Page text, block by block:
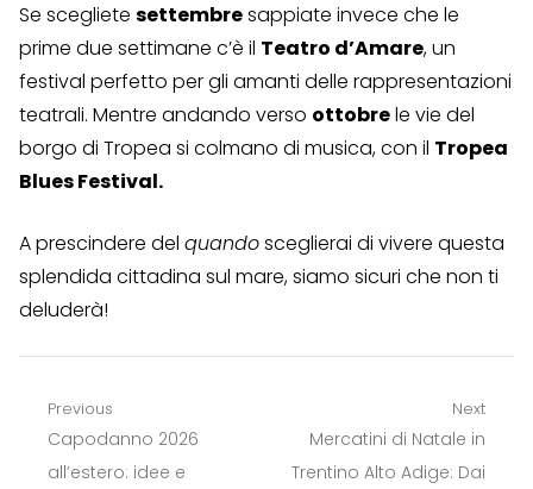
Se scegliete settembresappiate invece che le
prime due settimane c’è il Teatro d’Amare, un
festival perfetto per gli amanti delle rappresentazioni
teatrali. Mentre andando verso ottobrele vie del
borgo di Tropea si colmano di musica, con il Tropea
Blues Festival.
A prescindere del quandosceglierai di vivere questa
splendida cittadina sul mare, siamo sicuri che non ti
deluderà!
Navigazione
articoli
Previous
Previous
post:
Capodanno 2026
all’estero: idee e
Next
Next
post:
Mercatini di Natale in
Trentino Alto Adige: Dai